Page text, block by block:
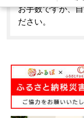
お手数ですが、
ださい。